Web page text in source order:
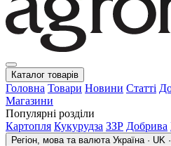
Каталог товарів
Головна Товари Новини Статті
Магазини
Популярні розділи
Картопля Кукурудза ЗЗР Добрива
Регіон, мова та валюта Україна · UK